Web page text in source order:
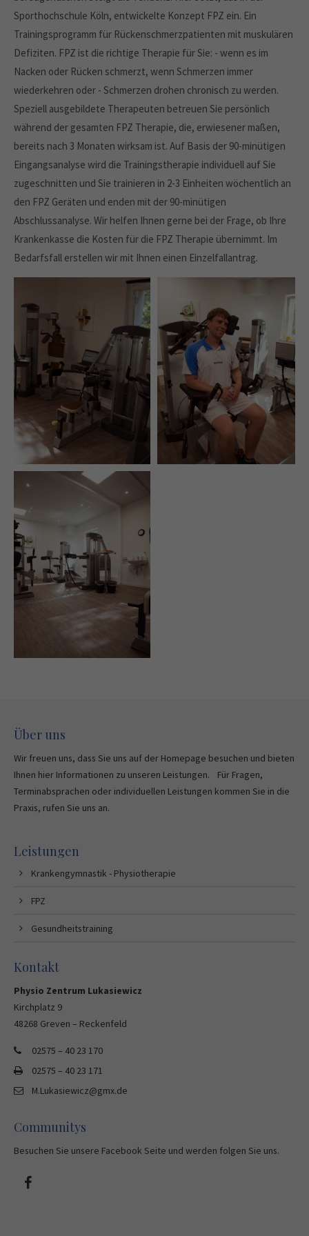
About us
Lorem ipsum dolor sit amet, consectetuer adipiscing
Aenean commodo ligula eget dolor. Aenean massa. Cum
sociis natoque penatibus et magnis dis parturient montes,
nascetur ridiculus mus. Donec quam felis, ultricies nec.
Sporthochschule Köln, entwickelte Konzept FPZ ein. Ein
Trainingsprogramm für Rückenschmerzpatienten mit muskulären
Defiziten. FPZ ist die richtige Therapie für Sie: - wenn es im
Nacken oder Rücken schmerzt, wenn Schmerzen immer
wiederkehren oder - Schmerzen drohen chronisch zu werden.
Speziell ausgebildete Therapeuten betreuen Sie persönlich
während der gesamten FPZ Therapie, die, erwiesener maßen,
bereits nach 3 Monaten wirksam ist. Auf Basis der 90-minütigen
Eingangsanalyse wird die Trainingstherapie individuell auf Sie
zugeschnitten und Sie trainieren in 2-3 Einheiten wöchentlich an
den FPZ Geräten und enden mit der 90-minütigen
Abschlussanalyse. Wir helfen Ihnen gerne bei der Frage, ob Ihre
Krankenkasse die Kosten für die FPZ Therapie übernimmt. Im
Bedarfsfall erstellen wir mit Ihnen einen Einzelfallantrag.
Über uns
Wir freuen uns, dass Sie uns auf der Homepage besuchen und bieten
Ihnen hier Informationen zu unseren Leistungen. Für Fragen,
Terminabsprachen oder individuellen Leistungen kommen Sie in die
Praxis, rufen Sie uns an.
Leistungen
Krankengymnastik - Physiotherapie
FPZ
Gesundheitstraining
Kontakt
Physio Zentrum Lukasiewicz
Kirchplatz 9
48268 Greven – Reckenfeld
02575 – 40 23 170
02575 – 40 23 171
M.Lukasiewicz@gmx.de
Communitys
Besuchen Sie unsere Facebook Seite und werden folgen Sie uns.